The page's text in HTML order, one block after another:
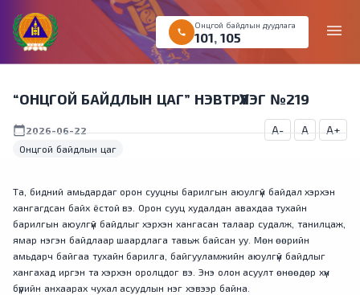
menu
call
Онцгой байдлын дуудлага
101 ,105
“ОНЦГОЙ БАЙДЛЫН ЦАГ” НЭВТРҮҮЛЭГ №219
calendar_today2026-06-22
Онцгой байдлын цаг
A- A A+
Та, бидний амьдардаг орон сууцны барилгын аюулгүй байдал хэрхэн
хангагдсан байх ёстой вэ. Орон сууц худалдан авахдаа тухайн
барилгын аюулгүй байдлыг хэрхэн хангасан талаар судалж, танилцаж,
ямар нэгэн байдлаар шаардлага тавьж байсан уу. Мөн өөрийн
амьдарч байгаа тухайн барилга, байгууламжийн аюулгүй байдлыг
хангахад иргэн та хэрхэн оролцдог вэ. Энэ олон асуулт өнөөдөр хүн
бүрийн анхаарах чухал асуудлын нэг хэвээр байна.